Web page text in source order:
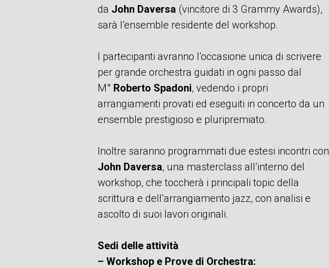
da John Daversa (vincitore di 3 Grammy Awards),
sarà l’ensemble residente del workshop.
I partecipanti avranno l’occasione unica di scrivere
per grande orchestra guidati in ogni passo dal
M° Roberto Spadoni, vedendo i propri
arrangiamenti provati ed eseguiti in concerto da un
ensemble prestigioso e pluripremiato.
Inoltre saranno programmati due estesi incontri con
John Daversa, una masterclass all’interno del
workshop, che toccherà i principali topic della
scrittura e dell’arrangiamento jazz, con analisi e
ascolto di suoi lavori originali.
Sedi delle attività
– Workshop e Prove di Orchestra: